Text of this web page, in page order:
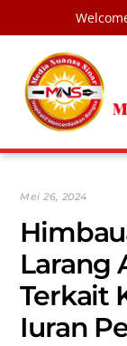
content
Mei 26, 2024
Larang
Terkait
Iuran